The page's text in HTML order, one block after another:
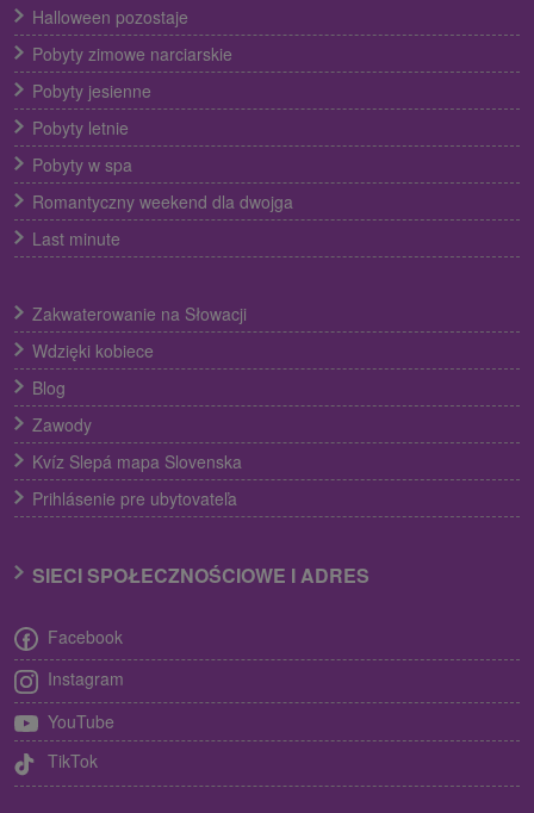
Halloween pozostaje
Pobyty zimowe narciarskie
Pobyty jesienne
Pobyty letnie
Pobyty w spa
Romantyczny weekend dla dwojga
Last minute
Zakwaterowanie na Słowacji
Wdzięki kobiece
Blog
Zawody
Kvíz Slepá mapa Slovenska
Prihlásenie pre ubytovateľa
SIECI SPOŁECZNOŚCIOWE I ADRES
Facebook
Instagram
YouTube
TikTok